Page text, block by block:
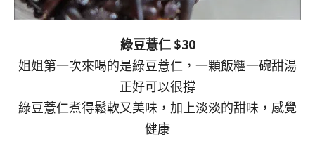
綠豆薏仁 $30
姐姐第一次來喝的是綠豆薏仁，一顆飯糰一碗甜湯
正好可以很撐
綠豆薏仁煮得鬆軟又美味，加上淡淡的甜味，感覺
健康